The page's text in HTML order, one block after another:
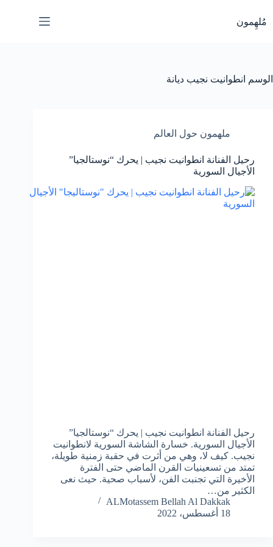
إلى
المحتوى
مُلهِمون
الوسم انطوانيت نجيب ديانة
ملهمون حول العالم
رحيل الفنانة انطوانيت نجيب | يحرك “نوستالجيا”
الأجيال السورية
رحيل الفنانة انطوانيت نجيب | يحرك “نوستالجيا”
الأجيال السورية. خسارة الشاشة السورية لانطوانيت
نجيب. كيف لا، وهي من أثرت في حقبة زمنية طويلة،
تمتد من تسعينيات القرن الماضي حتى الفترة
الأخيرة التي تجنبت الفن، لأسباب صحية. حيث نعى
الكثير من…
ALMotassem Bellah Al Dakkak
18 أغسطس، 2022